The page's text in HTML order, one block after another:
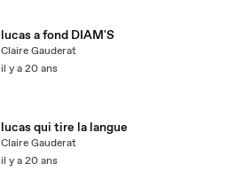
lucas a fond DIAM'S
Claire Gauderat
il y a 20 ans
lucas qui tire la langue
Claire Gauderat
il y a 20 ans